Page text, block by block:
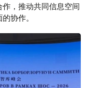
，推动共同信息空间
协作。